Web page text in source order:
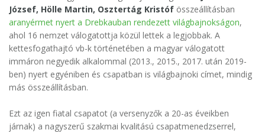
József, Hölle Martin, Osztertág Kristóf összeállításban
aranyérmet nyert a Drebkauban rendezett világbajnokságon,
ahol 16 nemzet válogatottja közül lettek a legjobbak. A
kettesfogathajtó vb-k történetében a magyar válogatott
immáron negyedik alkalommal (2013., 2015., 2017. után 2019-
ben) nyert egyéniben és csapatban is világbajnoki címet, mindig
más összeállításban.
Ezt az igen fiatal csapatot (a versenyzők a 20-as éveikben
járnak) a nagyszerű szakmai kvalitású csapatmenedzserrel,